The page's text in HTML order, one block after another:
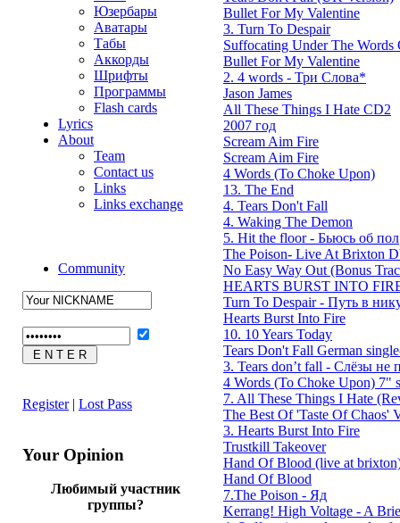
Юзербары
Аватары
Табы
Аккорды
Шрифты
Программы
Flash cards
Lyrics
About
Team
Contact us
Links
Links exchange
Community
Register| Lost Pass
Your Opinion
Любимый участник
группы?
Bullet For My Valentine
3. Turn To Despair
Suffocating Under The Words
Bullet For My Valentine
2. 4 words - Три Слова*
Jason James
All These Things I Hate CD2
2007 год
Scream Aim Fire
Scream Aim Fire
4 Words (To Choke Upon)
13. The End
4. Tears Don't Fall
4. Waking The Demon
5. Hit the floor - Бьюсь об пол
The Poison- Live At Brixton
No Easy Way Out (Bonus
HEARTS BURST INTO
Turn To Despair - Путь в
Hearts Burst Into Fire
10. 10 Years Today
Tears Don't Fall German
3. Tears don’t fall - Слёзы не
4 Words (To Choke Upon) 7"
7. All These Things I Hate
The Best Of 'Taste Of Chaos'
3. Hearts Burst Into Fire
Trustkill Takeover
Hand Of Blood (live at
Hand Of Blood
7.The Poison - Яд
Kerrang! High Voltage - A